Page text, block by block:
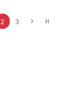
Page
2 Page
3